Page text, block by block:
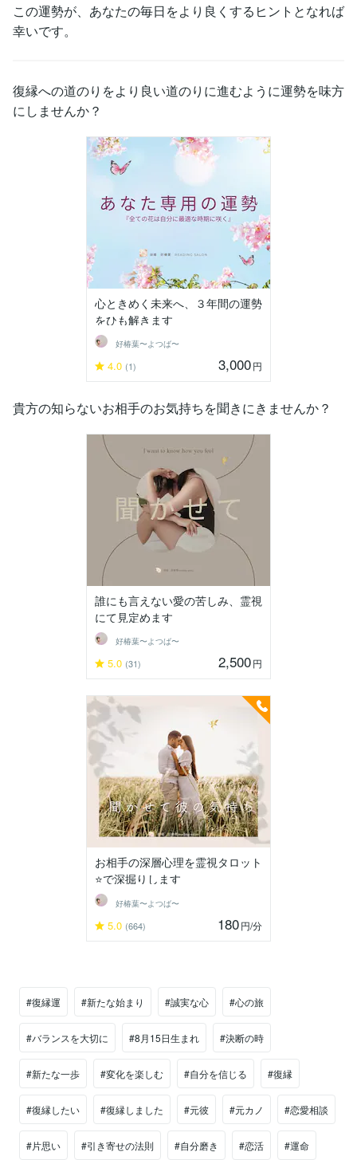
この運勢が、あなたの毎日をより良くするヒントとなれば
幸いです。
復縁への道のりをより良い道のりに進むように運勢を味方
にしませんか？
心ときめく未来へ、３年間の運勢
をひも解きます
好椿葉〜よつば〜
4.0 (1) 3,000円
貴方の知らないお相手のお気持ちを聞きにきませんか？
誰にも言えない愛の苦しみ、霊視
にて見定めます
好椿葉〜よつば〜
5.0 (31) 2,500円
お相手の深層心理を霊視タロット
⭐️で深掘りします
好椿葉〜よつば〜
5.0 (664) 180円/分
#復縁運 #新たな始まり #誠実な心 #心の旅
#バランスを大切に #8月15日生まれ #決断の時
#新たな一歩 #変化を楽しむ #自分を信じる #復縁
#復縁したい #復縁しました #元彼 #元カノ #恋愛相談
#片思い #引き寄せの法則 #自分磨き #恋活 #運命